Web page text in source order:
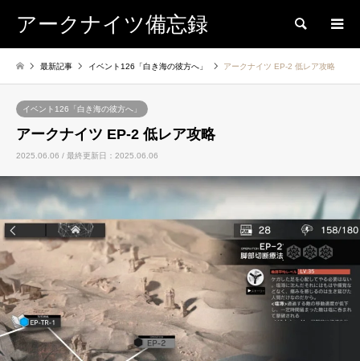
アークナイツ備忘録 検索
最新記事 イベント126「白き海の彼方へ」 アークナイツ EP-2 低レア攻略
イベント126「白き海の彼方へ」
アークナイツ EP-2 低レア攻略
2025.06.06 / 最終更新日：2025.06.06